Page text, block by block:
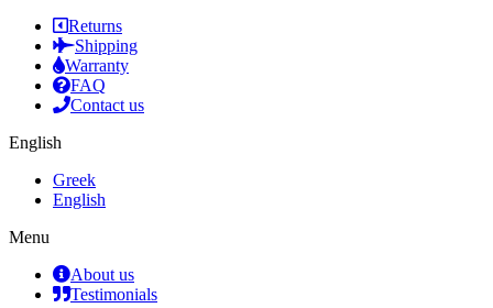
Returns
Shipping
Warranty
FAQ
Contact us
English
Greek
English
Menu
About us
Testimonials